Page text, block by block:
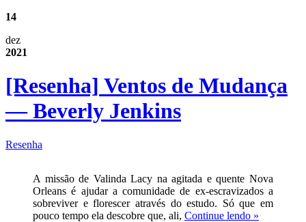
14
dez
2021
[Resenha] Ventos de Mudança
— Beverly Jenkins
Resenha
A missão de Valinda Lacy na agitada e quente Nova
Orleans é ajudar a comunidade de ex-escravizados a
sobreviver e florescer através do estudo. Só que em
pouco tempo ela descobre que, ali, Continue lendo »